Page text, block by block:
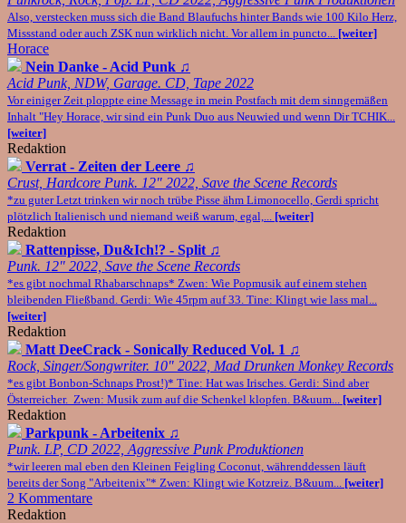
Also, verstecken muss sich die Band Blaufuchs hinter Bands wie 100 Kilo Herz,
Missstand oder auch ZSK nun wirklich nicht. Vor allem in puncto... [weiter]
Horace
Nein Danke - Acid Punk ♫
Acid Punk, NDW, Garage. CD, Tape 2022
Vor einiger Zeit ploppte eine Message in mein Postfach mit dem sinngemäßen
Inhalt "Hey Horace, wir sind ein Punk Duo aus Neuwied und wenn Dir TCHIK...
[weiter]
Redaktion
Verrat - Zeiten der Leere ♫
Crust, Hardcore Punk. 12" 2022, Save the Scene Records
*zu guter Letzt trinken wir noch trübe Pisse ähm Limonocello, Gerdi spricht
plötzlich Italienisch und niemand weiß warum, egal,... [weiter]
Redaktion
Rattenpisse, Du&Ich!? - Split ♫
Punk. 12" 2022, Save the Scene Records
*es gibt nochmal Rhabarschnaps* Zwen: Wie Popmusik auf einem stehen
bleibenden Fließband. Gerdi: Wie 45rpm auf 33. Tine: Klingt wie lass mal...
[weiter]
Redaktion
Matt DeeCrack - Sonically Reduced Vol. 1 ♫
Rock, Singer/Songwriter. 10" 2022, Mad Drunken Monkey Records
*es gibt Bonbon-Schnaps Prost!)* Tine: Hat was Irisches. Gerdi: Sind aber
Österreicher. Zwen: Musik zum auf die Schenkel klopfen. B&uum... [weiter]
Redaktion
Parkpunk - Arbeitenix ♫
Punk. LP, CD 2022, Aggressive Punk Produktionen
*wir leeren mal eben den Kleinen Feigling Coconut, währenddessen läuft
bereits der Song "Arbeitenix"* Zwen: Klingt wie Kotzreiz. B&uum... [weiter]
2 Kommentare
Redaktion